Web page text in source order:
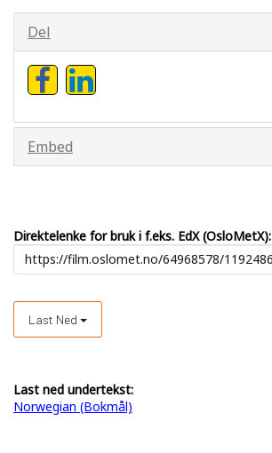
Del
Embed
Direktelenke for bruk i f.eks. EdX (OsloMetX):
Last Ned
Last ned undertekst:
Norwegian (Bokmål)